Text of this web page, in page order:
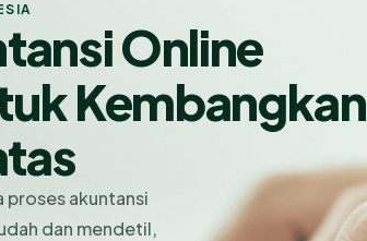
Online
Kembangkan
proses akuntansi
dan mendetil,